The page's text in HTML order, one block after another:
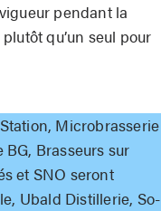
pendant la
qu’un seul pour
Microbrasserie
Brasseurs sur
et SNO seront
Ubald Distillerie, So-